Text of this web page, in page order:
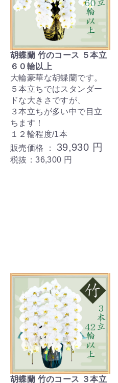
胡蝶蘭 竹のコース ５本立
６０輪以上
大輪豪華な胡蝶蘭です。
５本立ちではスタンダー
ドな大きさですが、
３本立ちが多い中で目立
ちます！
１２輪程度/1本
販売価格 ： 39,930 円
税抜：36,300 円
胡蝶蘭 竹のコース ３本立